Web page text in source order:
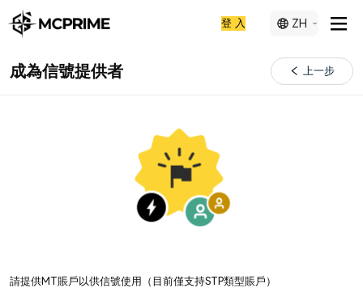
登 入 ZH
成為信號提供者 上一步
請提供MT賬戶以供信號使用（目前僅支持STP類型賬戶）